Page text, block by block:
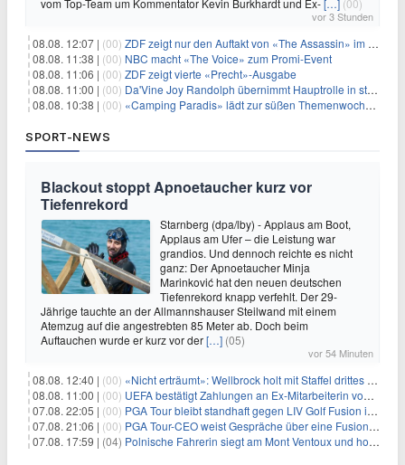
vom Top-Team um Kommentator Kevin Burkhardt und Ex- […] (00)
vor 3 Stunden
08.08. 12:07 | (00) ZDF zeigt nur den Auftakt von «The Assassin» im Fernsehen
08.08. 11:38 | (00) NBC macht «The Voice» zum Promi-Event
08.08. 11:06 | (00) ZDF zeigt vierte «Precht»-Ausgabe
08.08. 11:00 | (00) Da'Vine Joy Randolph übernimmt Hauptrolle in starbesetzter schwarzer Komödie
08.08. 10:38 | (00) «Camping Paradis» lädt zur süßen Themenwoche ein
SPORT-NEWS
Blackout stoppt Apnoetaucher kurz vor
Tiefenrekord
Starnberg (dpa/lby) - Applaus am Boot,
Applaus am Ufer – die Leistung war
grandios. Und dennoch reichte es nicht
ganz: Der Apnoetaucher Minja
Marinković hat den neuen deutschen
Tiefenrekord knapp verfehlt. Der 29-
Jährige tauchte an der Allmannshauser Steilwand mit einem
Atemzug auf die angestrebten 85 Meter ab. Doch beim
Auftauchen wurde er kurz vor der[…] (05)
vor 54 Minuten
08.08. 12:40 | (00) «Nicht erträumt»: Wellbrock holt mit Staffel drittes EM-Gold
08.08. 11:00 | (00) UEFA bestätigt Zahlungen an Ex-Mitarbeiterin von Infantino
07.08. 22:05 | (00) PGA Tour bleibt standhaft gegen LIV Golf Fusion in einem sich wandelnden Sportumfeld
07.08. 21:06 | (00) PGA Tour-CEO weist Gespräche über eine Fusion mit LIV Golf zurück und bekräftigt die Wettbewerbslandschaft
07.08. 17:59 | (04) Polnische Fahrerin siegt am Mont Ventoux und holt Tour-Gelb